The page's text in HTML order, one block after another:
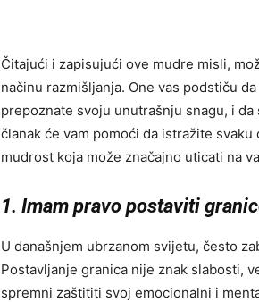
Čitajući i zapisujući ove mudre misli,
načinu razmišljanja. One vas podstiču
prepoznate svoju unutrašnju snagu, i
članak će vam pomoći da istražite
mudrost koja može značajno uticati na
1. Imam pravo postaviti
U današnjem ubrzanom svijetu, često
Postavljanje granica nije znak slabosti,
spremni zaštititi svoj emocionalni i